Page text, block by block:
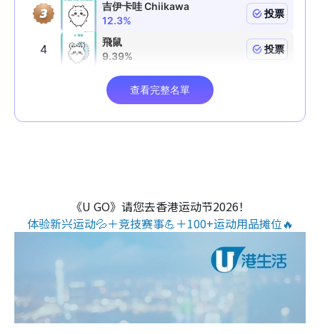
《U GO》请您去香港运动节2026！
体验新兴运动💦＋竞技赛事💪＋100+运动用品摊位🔥